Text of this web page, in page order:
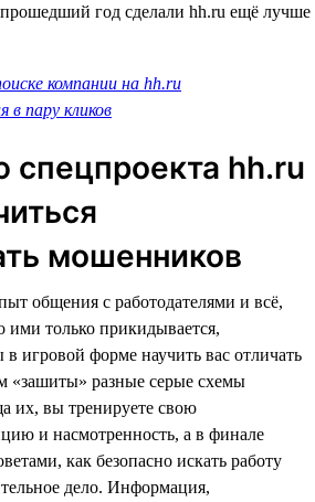
компании на hh.ru
пару кликов
hh.ru
мошенников
общения с работодателями и всё,
ими только прикидывается,
в игровой форме научить вас отличать
«зашиты» разные серые схемы
их, вы тренируете свою
и насмотренность, а в финале
как безопасно искать работу
дело. Информация,